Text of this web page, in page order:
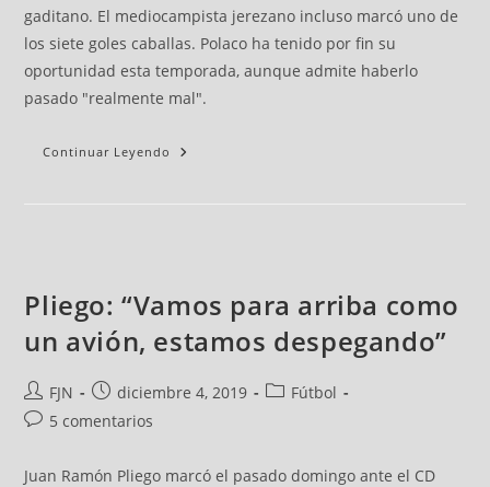
gaditano. El mediocampista jerezano incluso marcó uno de
los siete goles caballas. Polaco ha tenido por fin su
oportunidad esta temporada, aunque admite haberlo
pasado "realmente mal".
Continuar Leyendo
Pliego: “Vamos para arriba como
un avión, estamos despegando”
FJN diciembre 4, 2019
Fútbol
5 comentarios
Juan Ramón Pliego marcó el pasado domingo ante el CD